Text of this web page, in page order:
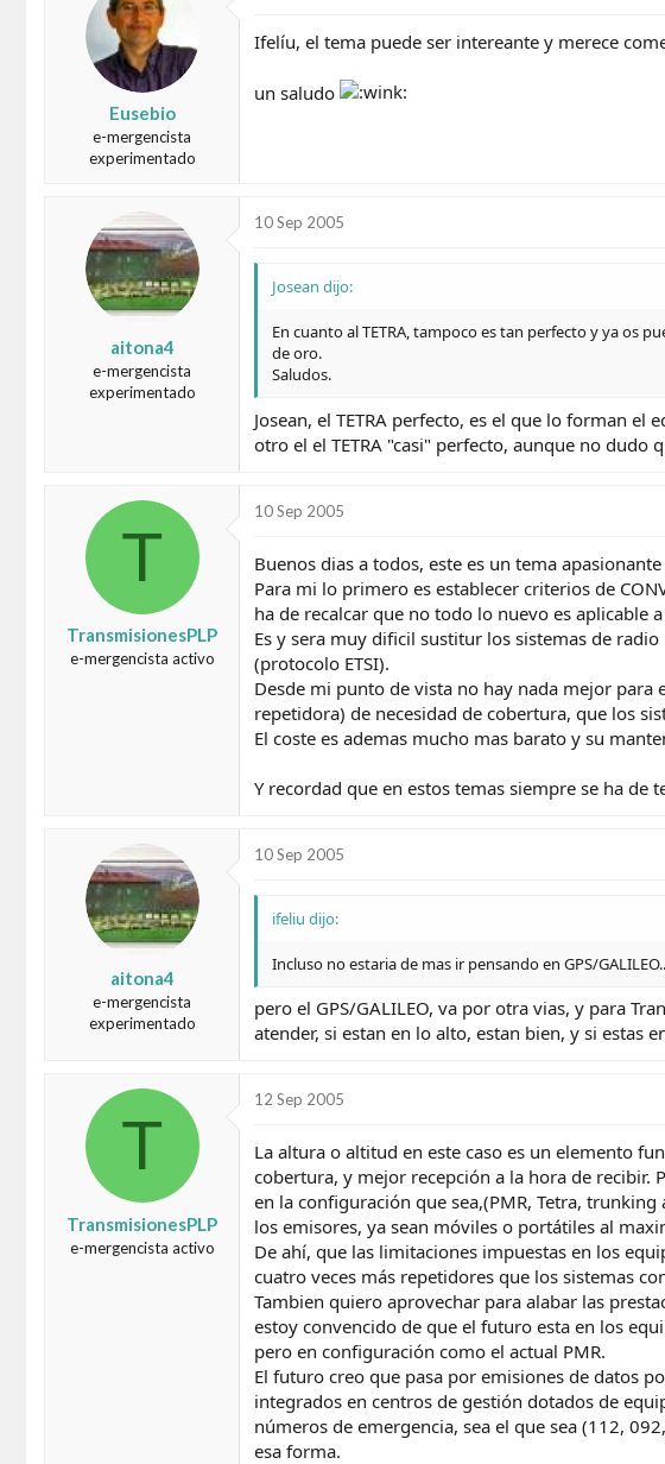
Eusebio
e-mergencista
experimentado
Ifelíu, el tema puede ser intereante y merece
un saludo
aitona4
e-mergencista
experimentado
10 Sep 2005
Josean dijo:
En cuanto al TETRA, tampoco es tan perfecto y ya os
de oro.
Saludos.
Josean, el TETRA perfecto, es el que lo forman
otro el el TETRA "casi" perfecto, aunque no
T
TransmisionesPLP
e-mergencista activo
10 Sep 2005
Buenos dias a todos, este es un tema
Para mi lo primero es establecer criterios de
ha de recalcar que no todo lo nuevo es aplicable
Es y sera muy dificil sustitur los sistemas de
(protocolo ETSI).
Desde mi punto de vista no hay nada mejor
repetidora) de necesidad de cobertura, que los
El coste es ademas mucho mas barato y su
Y recordad que en estos temas siempre se ha de
aitona4
e-mergencista
experimentado
10 Sep 2005
ifeliu dijo:
Incluso no estaria de mas ir pensando en GPS/
pero el GPS/GALILEO, va por otra vias, y para
atender, si estan en lo alto, estan bien, y si estas
T
TransmisionesPLP
e-mergencista activo
12 Sep 2005
La altura o altitud en este caso es un elemento
cobertura, y mejor recepción a la hora de
en la configuración que sea,(PMR, Tetra,
los emisores, ya sean móviles o portátiles al
De ahí, que las limitaciones impuestas en los
cuatro veces más repetidores que los sistemas
Tambien quiero aprovechar para alabar las
estoy convencido de que el futuro esta en los
pero en configuración como el actual PMR.
El futuro creo que pasa por emisiones de datos
integrados en centros de gestión dotados de
números de emergencia, sea el que sea (112,
esa forma.